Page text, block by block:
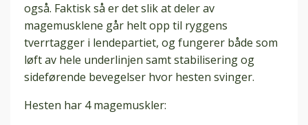
også. Faktisk så er det slik at deler av
magemusklene går helt opp til ryggens
tverrtagger i lendepartiet, og fungerer både som
løft av hele underlinjen samt stabilisering og
sideførende bevegelser hvor hesten svinger.
Hesten har 4 magemuskler: